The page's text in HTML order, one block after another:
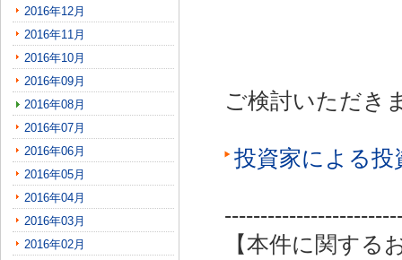
2016年12月
2016年11月
2016年10月
2016年09月
2016年08月
2016年07月
2016年06月
2016年05月
2016年04月
2016年03月
2016年02月
ご検討いただき
投資家による
【本件に関する